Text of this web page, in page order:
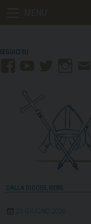
DALLA DIOCESI , NEWS
29 GIUGNO 2026